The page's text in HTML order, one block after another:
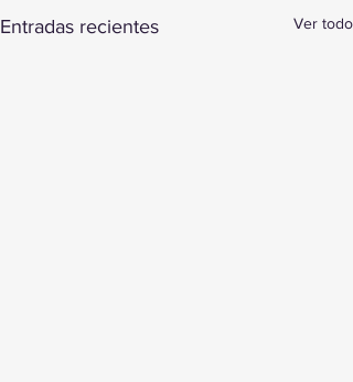
Entradas recientes Ver todo